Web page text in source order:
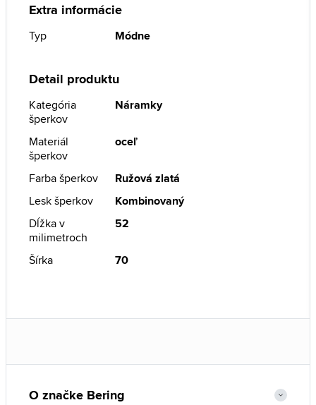
Extra informácie
Typ Módne
Detail produktu
Kategória
šperkov
Náramky
Materiál
šperkov
oceľ
Farba šperkov
Ružová zlatá
Lesk šperkov
Kombinovaný
Dĺžka v
milimetroch
52
Šírka 70
O značke Bering